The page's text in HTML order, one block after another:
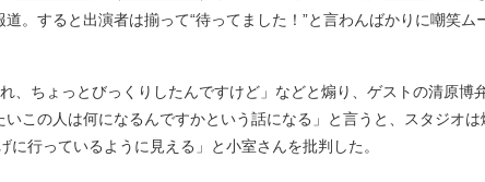
。すると出演者は揃って“待ってました！”と言わんばかりに嘲笑ム
、ちょっとびっくりしたんですけど」などと煽り、ゲストの清原博
この人は何になるんですかという話になる」と言うと、スタジオ
行っているように見える」と小室さんを批判した。